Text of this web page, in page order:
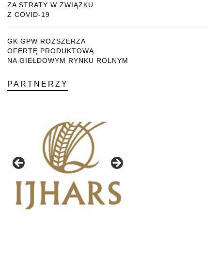
ZA STRATY W ZWIĄZKU
Z COVID-19
GK GPW ROZSZERZA
OFERTĘ PRODUKTOWĄ
NA GIEŁDOWYM RYNKU ROLNYM
PARTNERZY